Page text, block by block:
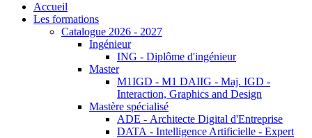
Accueil
Les formations
Catalogue 2026 - 2027
Ingénieur
ING - Diplôme d'ingénieur
Master
M1IGD - M1 DAIIG - Maj. IGD -
Interaction, Graphics and Design
Mastère spécialisé
ADE - Architecte Digital d'Entreprise
DATA - Intelligence Artificielle - Expert